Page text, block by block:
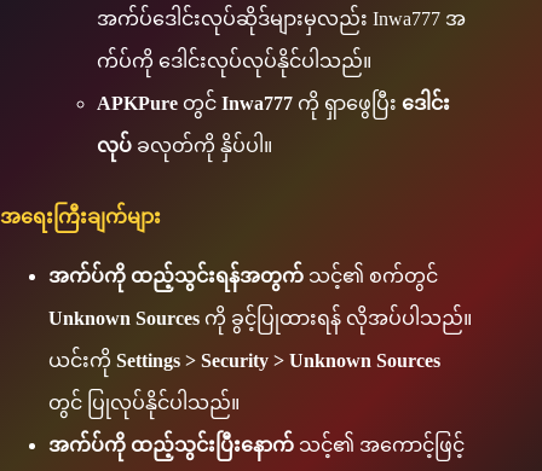
အက်ပ်ဒေါင်းလုပ်ဆိုဒ်များမှလည်း Inwa777 အ
က်ပ်ကို ဒေါင်းလုပ်လုပ်နိုင်ပါသည်။
APKPure တွင် Inwa777 ကို ရှာဖွေပြီး ဒေါင်း
လုပ် ခလုတ်ကို နှိပ်ပါ။
အရေးကြီးချက်များ
အက်ပ်ကို ထည့်သွင်းရန်အတွက် သင့်၏ စက်တွင်
Unknown Sources ကို ခွင့်ပြုထားရန် လိုအပ်ပါသည်။
ယင်းကို Settings > Security > Unknown Sources
တွင် ပြုလုပ်နိုင်ပါသည်။
အက်ပ်ကို ထည့်သွင်းပြီးနောက် သင့်၏ အကောင့်ဖြင့်